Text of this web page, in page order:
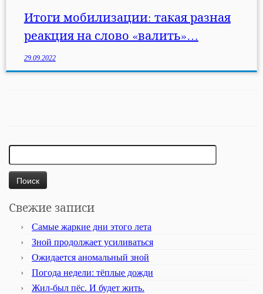
испуганно вопросило «куда?», вменяемое […]
Итоги мобилизации: такая разная
реакция на слово «валить»…
29.09.2022
Свежие записи
Самые жаркие дни этого лета
Зной продолжает усиливаться
Ожидается аномальный зной
Погода недели: тёплые дожди
Жил-был пёс. И будет жить.